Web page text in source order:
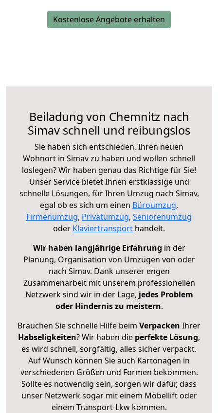
Kostenlose Angebote erhalten
Beiladung von Chemnitz nach
Simav schnell und reibungslos
Sie haben sich entschieden, Ihren neuen
Wohnort in Simav zu haben und wollen schnell
loslegen? Wir haben genau das Richtige für Sie!
Unser Service bietet Ihnen erstklassige und
schnelle Lösungen, für Ihren Umzug nach Simav,
egal ob es sich um einen Büroumzug,
Firmenumzug, Privatumzug, Seniorenumzug
oder Klaviertransport handelt.
Wir haben langjährige Erfahrung in der
Planung, Organisation von Umzügen von oder
nach Simav. Dank unserer engen
Zusammenarbeit mit unserem professionellen
Netzwerk sind wir in der Lage, jedes Problem
oder Hindernis zu meistern.
Brauchen Sie schnelle Hilfe beim Verpacken Ihrer
Habseligkeiten? Wir haben die perfekte Lösung,
es wird schnell, sorgfältig, alles sicher verpackt.
Auf Wunsch können Sie auch Kartonagen in
verschiedenen Größen und Formen bekommen.
Sollte es notwendig sein, sorgen wir dafür, dass
unser Netzwerk sogar mit einem Möbellift oder
einem Transport-Lkw kommen.